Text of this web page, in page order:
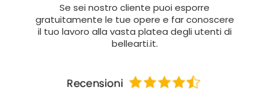
Se sei nostro cliente puoi esporre
gratuitamente le tue opere e far conoscere
il tuo lavoro alla vasta platea degli utenti di
bellearti.it.